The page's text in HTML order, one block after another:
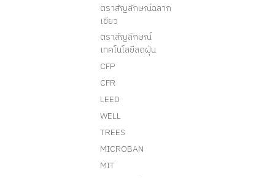
ตราสัญลักษณ์ฉลาก
เขียว
ตราสัญลักษณ์
เทคโนโลยีลดฝุ่น
CFP
CFR
LEED
WELL
TREES
MICROBAN
MIT